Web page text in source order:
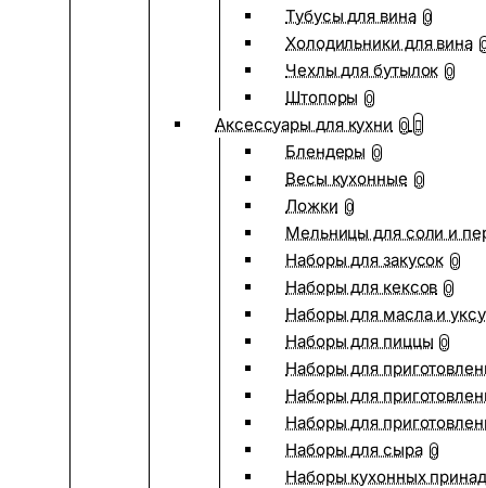
Тубусы для вина 0
Холодильники для вина
Чехлы для бутылок 0
Штопоры 0
Аксессуары для кухни 0
Блендеры 0
Весы кухонные 0
Ложки 0
Мельницы для соли и
Наборы для закусок 0
Наборы для кексов 0
Наборы для масла и
Наборы для пиццы 0
Наборы для
Наборы для
Наборы для
Наборы для сыра 0
Наборы кухонных